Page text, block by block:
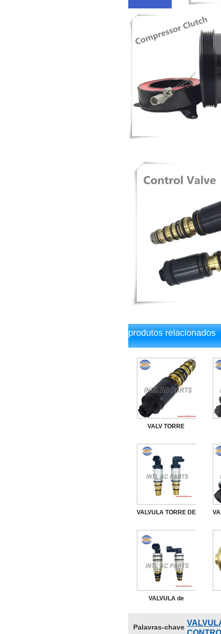
produtos relacionados
VALV TORRE
338966 DENSO
7SEU17C / TSE14C
Para TOYOTA
Para VÁLVULA DE
CONTROLE RAV4
88310-02711
VALVULA TORRE DE
COMPRESSOR
SANDEN 6C12 -
CITROEN C4
PALLAS / C5 /
PEUGEOT / LAND
4 (9,4CM)
VALVULA de
Ford compressor
Palavras-chave